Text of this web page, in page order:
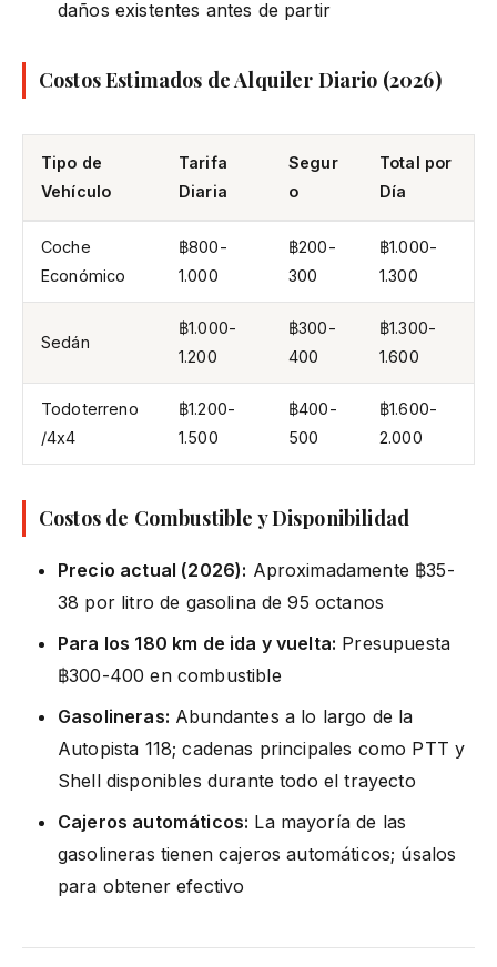
daños existentes antes de partir
Costos Estimados de Alquiler Diario (2026)
Tipo de
Vehículo
Tarifa
Diaria
Segur
o
Total por
Día
Coche
Económico
฿800-
1.000
฿200-
300
฿1.000-
1.300
Sedán
฿1.000-
1.200
฿300-
400
฿1.300-
1.600
Todoterreno
/4x4
฿1.200-
1.500
฿400-
500
฿1.600-
2.000
Costos de Combustible y Disponibilidad
Precio actual (2026): Aproximadamente ฿35-
38 por litro de gasolina de 95 octanos
Para los 180 km de ida y vuelta: Presupuesta
฿300-400 en combustible
Gasolineras: Abundantes a lo largo de la
Autopista 118; cadenas principales como PTT y
Shell disponibles durante todo el trayecto
Cajeros automáticos: La mayoría de las
gasolineras tienen cajeros automáticos; úsalos
para obtener efectivo